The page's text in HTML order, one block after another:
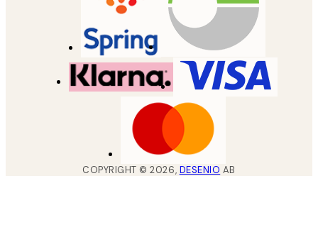
COPYRIGHT ©2026, DESENIO AB